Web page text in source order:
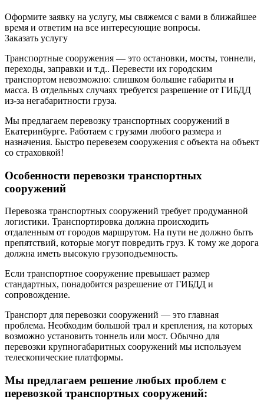
Оформите заявку на услугу, мы свяжемся с вами в ближайшее
время и ответим на все интересующие вопросы.
Заказать услугу
Транспортные сооружения — это остановки, мосты, тоннели,
переходы, заправки и т.д.. Перевести их городским
транспортом невозможно: слишком большие габариты и
масса. В отдельных случаях требуется разрешение от ГИБДД
из-за негабаритности груза.
Мы предлагаем перевозку транспортных сооружений в
Екатеринбурге. Работаем с грузами любого размера и
назначения. Быстро перевезем сооружения с объекта на объект
со страховкой!
Особенности перевозки транспортных
сооружений
Перевозка транспортных сооружений требует продуманной
логистики. Транспортировка должна происходить
отдаленным от городов маршрутом. На пути не должно быть
препятствий, которые могут повредить груз. К тому же дорога
должна иметь высокую грузоподъемность.
Если транспортное сооружение превышает размер
стандартных, понадобится разрешение от ГИБДД и
сопровождение.
Транспорт для перевозки сооружений — это главная
проблема. Необходим большой трал и крепления, на которых
возможно установить тоннель или мост. Обычно для
перевозки крупногабаритных сооружений мы используем
телескопические платформы.
Мы предлагаем решение любых проблем с
перевозкой транспортных сооружений: